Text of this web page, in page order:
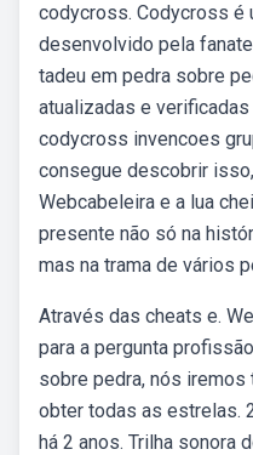
codycross. Codycross é
desenvolvido pela
tadeu em pedra sobre
atualizadas e
codycross invencoes
consegue descobrir
Webcabeleira e a lua
presente não só na
mas na trama de vários
Através das cheats e.
para a pergunta
sobre pedra, nós iremos
obter todas as estrelas.
há 2 anos. Trilha sonora